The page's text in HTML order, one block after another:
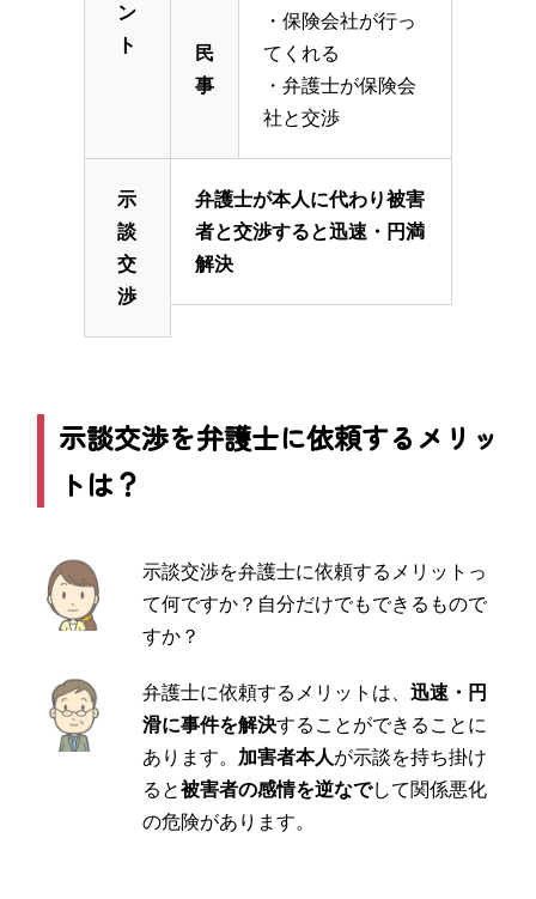
ン
ト
民
事
・保険会社が行っ
てくれる
・弁護士が保険会
社と交渉
示
談
交
渉
弁護士が本人に代わり被害
者と交渉すると迅速・円満
解決
示談交渉を弁護士に依頼するメリッ
トは？
示談交渉を弁護士に依頼するメリットっ
て何ですか？自分だけでもできるもので
すか？
弁護士に依頼するメリットは、迅速・円
滑に事件を解決することができることに
あります。 加害者本人が示談を持ち掛け
ると被害者の感情を逆なでして関係悪化
の危険があります。